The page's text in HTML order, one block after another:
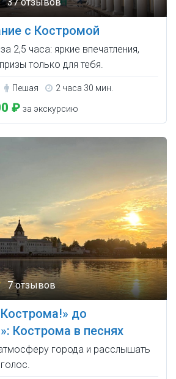
с Костромой
2,5 часа: яркие впечатления,
только для тебя.
Пешая 2 часа 30 мин.
₽ за экскурсию
7 отзывов
до
Кострома в песнях
города и расслышать